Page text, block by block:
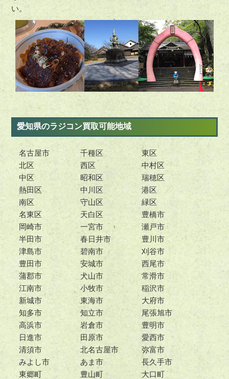
い。
愛知県のラジコン買取可能地域
名古屋市 千種区
東区
北区
西区
中村区
中区
昭和区
瑞穂区
熱田区
中川区
港区
南区
守山区
緑区
名東区
天白区
豊橋市
岡崎市
一宮市
瀬戸市
半田市
春日井市
豊川市
津島市
碧南市
刈谷市
豊田市
安城市
西尾市
蒲郡市
犬山市
常滑市
江南市
小牧市
稲沢市
新城市
東海市
大府市
知多市
知立市
尾張旭市
高浜市
岩倉市
豊明市
日進市
田原市
愛西市
清須市
北名古屋市
弥富市
みよし市
あま市
長久手市
東郷町
豊山町
大口町